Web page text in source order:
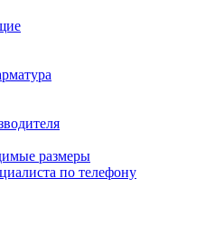
размеры
по телефону